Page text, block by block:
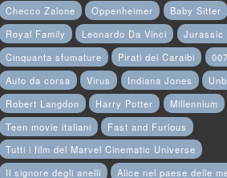
Checco Zalone
Oppenheimer
Baby Sitter
Royal Family
Leonardo Da Vinci
Jurassic
Cinquanta sfumature
Pirati dei Caraibi
Auto da corsa
Virus Indiana Jones
Robert Langdon
Harry Potter
Millennium
Teen movie italiani
Fast and Furious
Tutti i film del Marvel Cinematic Universe
Il signore degli anelli
Alice nel paese delle